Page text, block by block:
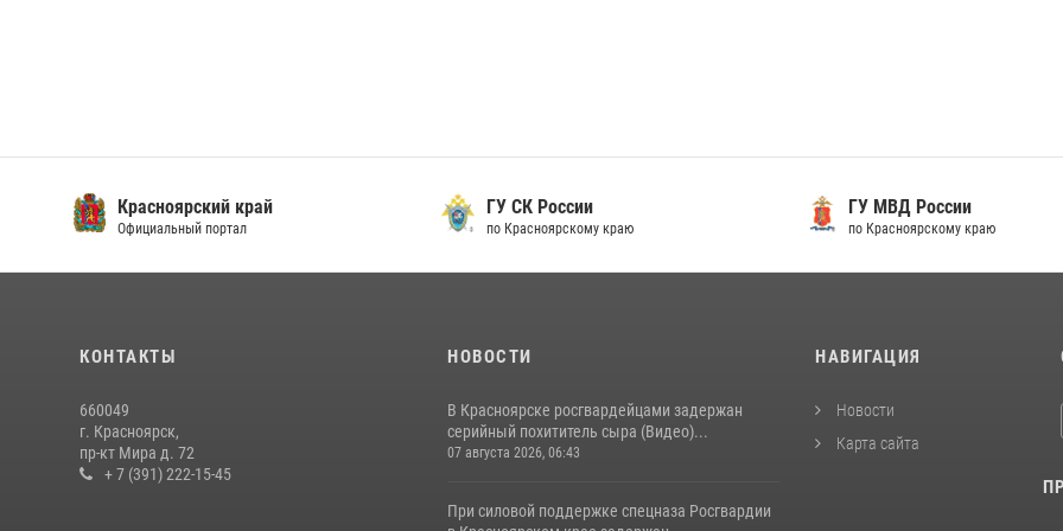
Красноярский край
Официальный портал
ГУ СК России
по Красноярскому краю
ГУ МВД России
по Красноярскому краю
КОНТАКТЫ
660049
г. Красноярск,
пр-кт Мира д. 72
+ 7 (391) 222-15-45
НОВОСТИ
В Красноярске росгвардейцами задержан
серийный похититель сыра (Видео)...
07 августа 2026, 06:43
При силовой поддержке спецназа Росгвардии
НАВИГАЦИЯ
Новости
Карта сайта